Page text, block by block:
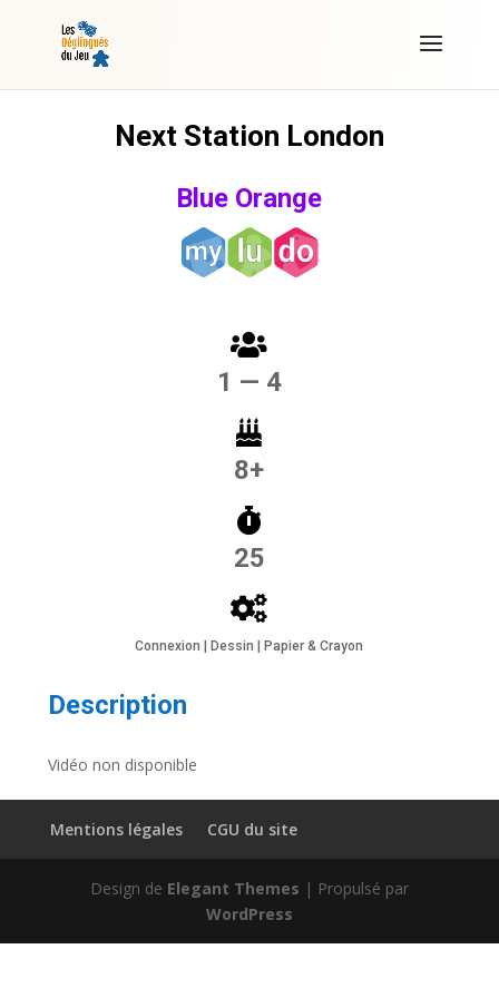
Next Station London
Blue Orange
1 — 4
8+
25
Connexion | Dessin | Papier & Crayon
Description
Vidéo non disponible
Mentions légales CGU du site
Design de Elegant Themes | Propulsé par
WordPress